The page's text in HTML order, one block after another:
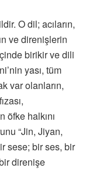
O dil; acıların,
ve direnişlerin
içinde birikir ve dili
yası, tüm
var olanların,
halkını
“Jin, Jiyan,
sese; bir ses, bir
direnişe